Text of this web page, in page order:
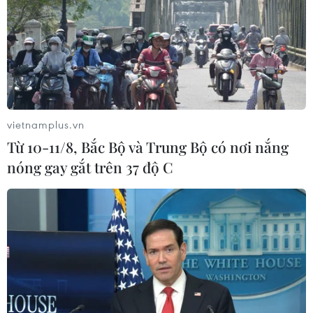
07/08/2026 08:21
Hạn hán nghiêm trọng đe dọa "huyết
mạch" kinh tế châu Âu
07/08/2026 07:58
Xem thêm
CƠ QUAN CHỦ QUẢN: THÔNG TẤN XÃ VIỆT NAM
Tổng Biên tập: TRẦN TIẾN DUẨN
vietnamplus.vn
Từ 10-11/8, Bắc Bộ và Trung Bộ có nơi nắng
nóng gay gắt trên 37 độ C